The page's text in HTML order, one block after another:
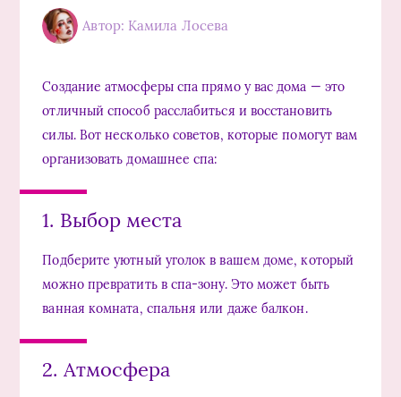
Автор: Камила Лосева
Создание атмосферы спа прямо у вас дома — это
отличный способ расслабиться и восстановить
силы. Вот несколько советов, которые помогут вам
организовать домашнее спа:
1. Выбор места
Подберите уютный уголок в вашем доме, который
можно превратить в спа-зону. Это может быть
ванная комната, спальня или даже балкон.
2. Атмосфера